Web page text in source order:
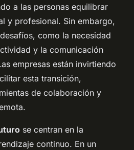
a las personas equilibrar
y profesional. Sin embargo,
como la necesidad
y la comunicación
empresas están invirtiendo
esta transición,
de colaboración y
se centran en la
continuo. En un